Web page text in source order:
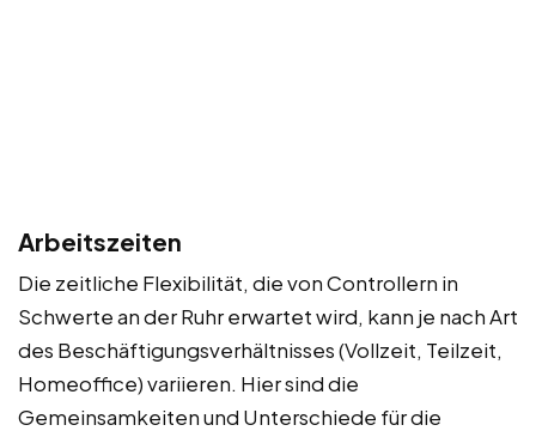
Arbeitszeiten
Die zeitliche Flexibilität, die von Controllern in
Schwerte an der Ruhr erwartet wird, kann je nach Art
des Beschäftigungsverhältnisses (Vollzeit, Teilzeit,
Homeoffice) variieren. Hier sind die
Gemeinsamkeiten und Unterschiede für die